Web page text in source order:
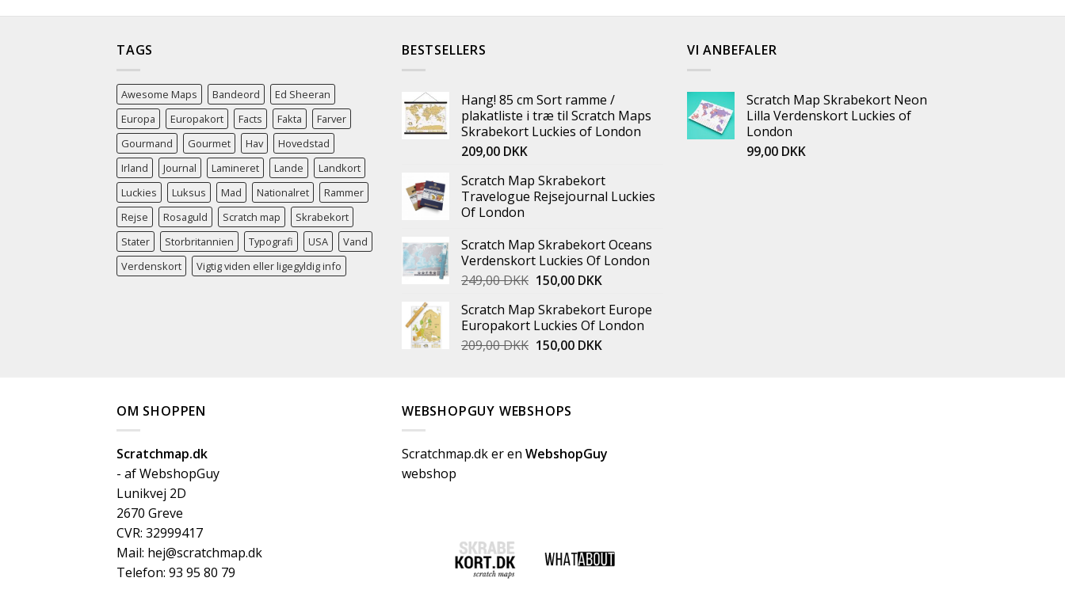
TAGS
Awesome Maps Bandeord
Ed Sheeran
Europa
Europakort Facts Fakta
Farver
Gourmand
Gourmet Hav
Hovedstad
Irland
Journal Lamineret Lande
Landkort
Luckies
Luksus Mad Nationalret
Rammer
Rejse
Rosaguld Scratch map
Skrabekort
Stater
Storbritannien Typografi USA
Vand
Verdenskort
Vigtig viden eller ligegyldig info
BESTSELLERS
Hang! 85 cm Sort ramme /
plakatliste i træ til Scratch Maps
Skrabekort Luckies of London
209,00 DKK
Scratch Map Skrabekort
Travelogue Rejsejournal Luckies
Of London
Scratch Map Skrabekort Oceans
Verdenskort Luckies Of London
249,00DKK 150,00 DKK
Scratch Map Skrabekort Europe
Europakort Luckies Of London
209,00DKK 150,00 DKK
VI ANBEFALER
Scratch Map Skrabekort Neon
Lilla Verdenskort Luckies of
London
99,00 DKK
OM SHOPPEN
Scratchmap.dk
- af WebshopGuy
Lunikvej 2D
2670 Greve
CVR: 32999417
Mail: hej@scratchmap.dk
Telefon: 93 95 80 79
WEBSHOPGUY WEBSHOPS
Scratchmap.dk er en WebshopGuy
webshop